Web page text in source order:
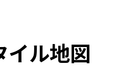
イル地図